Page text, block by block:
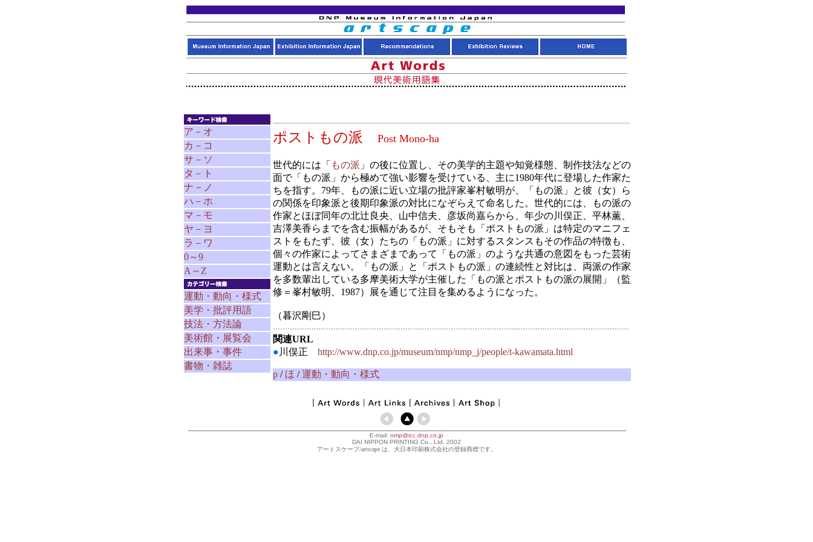
ア－オ
カ－コ
サ－ソ
タ－ト
ナ－ノ
ハ－ホ
マ－モ
ヤ－ヨ
ラ－ワ
0～9
A～Z
運動・動向・様式
美学・批評用語
技法・方法論
美術館・展覧会
出来事・事件
書物・雑誌
ポストもの派 Post Mono-ha
世代的には「 もの派 」の後に位置し、その美学的主題や知覚様態、制作技法などの
面で「もの派」から極めて強い影響を受けている、主に1980年代に登場した作家た
ちを指す。79年、もの派に近い立場の批評家峯村敏明が、「もの派」と彼（女）ら
の関係を印象派と後期印象派の対比になぞらえて命名した。世代的には、もの派の
作家とほぼ同年の北辻良央、山中信夫、彦坂尚嘉らから、年少の川俣正、平林薫、
吉澤美香らまでを含む振幅があるが、そもそも「ポストもの派」は特定のマニフェ
ストをもたず、彼（女）たちの「もの派」に対するスタンスもその作品の特徴も、
個々の作家によってさまざまであって「もの派」のような共通の意図をもった芸術
運動とは言えない。「もの派」と「ポストもの派」の連続性と対比は、両派の作家
を多数輩出している多摩美術大学が主催した「もの派とポストもの派の展開」（監
修＝峯村敏明、1987）展を通じて注目を集めるようになった。
（暮沢剛巳）
関連URL
● 川俣正 http://www.dnp.co.jp/museum/nmp/nmp_j/people/t-kawamata.html
p/ ほ /運動・動向・様式
E-mail: nmp@icc.dnp.co.jp
DAI NIPPON PRINTING Co., Ltd. 2002
アートスケープ/artscape は、大日本印刷株式会社の登録商標です。